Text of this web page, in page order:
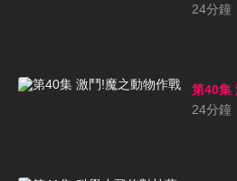
24分鐘
第40集
24分鐘